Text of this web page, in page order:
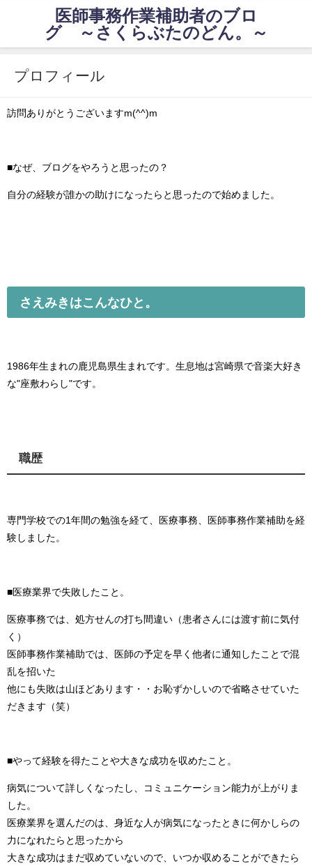
医師事務作業補助者のブロ
グ ～さくらぶたのどん。～
プロフィール
訪問ありがとうございますm(^^)m
■なぜ、ブログをやろうと思ったの？
自分の経験が誰かの助けになったらと思ったので始めました。
さえみきはこんなひと。
1986年生まれの鹿児島県生まれです。生息地は宮崎県で音楽大好き
な"座敷わらし"です。
職歴
専門学校での1年間の勉強を経て、医療事務、医師事務作業補助を経
験しました。
■医療業界で失敗したこと。
医療事務では、処方せんの打ち間違い（患者さんには渡す前に気付
く）
医師事務作業補助では、医師の予定を早く他者に通知したことで混
乱を招いた
他にも失敗は山ほどあります・・お恥ずかしいので省略させていた
だきます（笑）
■やって経験を得たことや大きな成功を収めたこと。
病気について詳しくなったし、コミュニケーション能力が上がりま
した。
医療業界を選んだのは、身近な人が病気になったときに何かしらの
力になれたらと思ったから
大きな成功はまだ収めていないので、いつか収めることができたら